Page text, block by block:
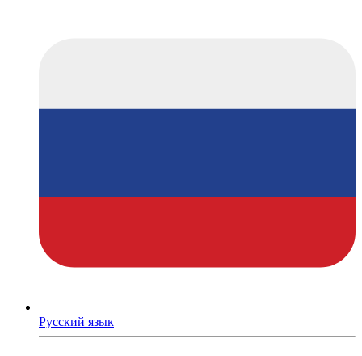
Русский язык